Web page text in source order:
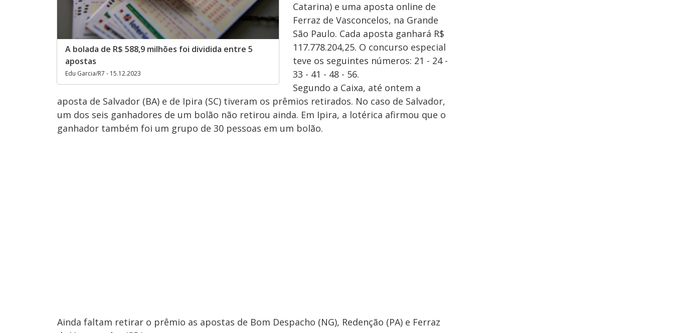
A bolada de R$ 588,9 milhões foi dividida entre 5
apostas
Edu Garcia/R7 - 15.12.2023
Catarina) e uma aposta online de
Ferraz de Vasconcelos, na Grande
São Paulo. Cada aposta ganhará R$
117.778.204,25. O concurso especial
teve os seguintes números: 21 - 24 -
33 - 41 - 48 - 56.
Segundo a Caixa, até ontem a
aposta de Salvador (BA) e de Ipira (SC) tiveram os prêmios retirados. No caso de Salvador,
um dos seis ganhadores de um bolão não retirou ainda. Em Ipira, a lotérica afirmou que o
ganhador também foi um grupo de 30 pessoas em um bolão.
Ainda faltam retirar o prêmio as apostas de Bom Despacho (NG), Redenção (PA) e Ferraz